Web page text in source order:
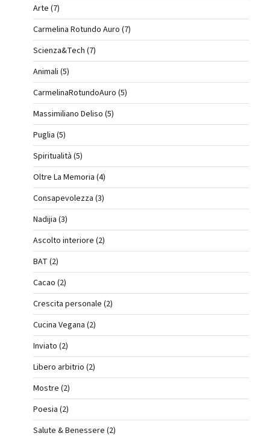
Arte (7)
Carmelina Rotundo Auro (7)
Scienza&Tech (7)
Animali (5)
CarmelinaRotundoAuro (5)
Massimiliano Deliso (5)
Puglia (5)
Spiritualità (5)
Oltre La Memoria (4)
Consapevolezza (3)
Nadijia (3)
Ascolto interiore (2)
BAT (2)
Cacao (2)
Crescita personale (2)
Cucina Vegana (2)
Inviato (2)
Libero arbitrio (2)
Mostre (2)
Poesia (2)
Salute & Benessere (2)